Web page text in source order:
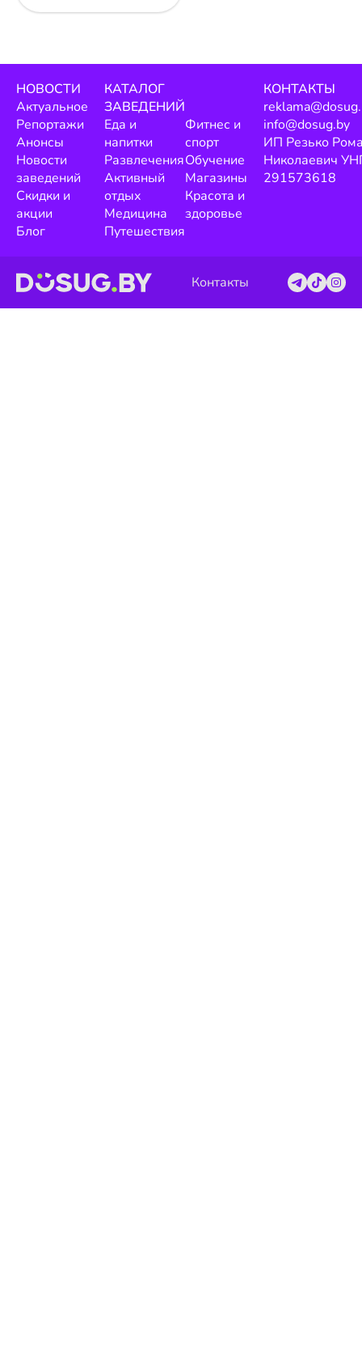
НОВОСТИ
Актуальное
Репортажи
Анонсы
Новости
заведений
Скидки и
акции
Блог
КАТАЛОГ
ЗАВЕДЕНИЙ
Еда и
напитки
Развлечения
Активный
отдых
Медицина
Путешествия
Фитнес и
спорт
Обучение
Магазины
Красота и
здоровье
КОНТАКТЫ
info@dosug.by
ИП Резько
Николаевич
291573618
Контакты